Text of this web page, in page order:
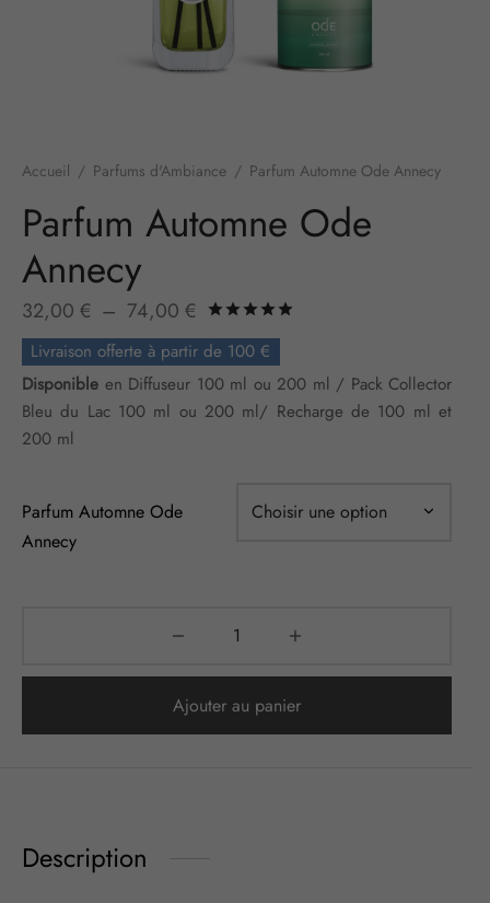
Accueil / Parfums d'Ambiance / Parfum Automne Ode Annecy
Parfum Automne Ode
Annecy
32,00 € – 74,00 € Plage
de prix :
32,00 €
à
Livraison offerte à partir de 100 €
Disponible en Diffuseur 100 ml ou 200 ml / Pack Collector
Bleu du Lac 100 ml ou 200 ml/ Recharge de 100 ml et
200 ml
Parfum Automne Ode
Annecy
Ajouter au panier
Description